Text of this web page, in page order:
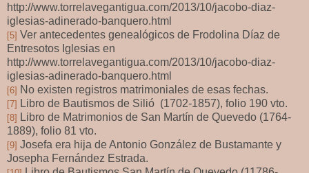
http://www.torrelavegantigua.com/2013/10/jacobo-diaz-
iglesias-adinerado-banquero.html
[5] Ver antecedentes genealógicos de Frodolina Díaz de
Entresotos Iglesias en
http://www.torrelavegantigua.com/2013/10/jacobo-diaz-
iglesias-adinerado-banquero.html
[6] No existen registros matrimoniales de esas fechas.
[7] Libro de Bautismos de Silió (1702-1857), folio 190 vto.
[8] Libro de Matrimonios de San Martín de Quevedo (1764-
1889), folio 81 vto.
[9] Josefa era hija de Antonio González de Bustamante y
Josepha Fernández Estrada.